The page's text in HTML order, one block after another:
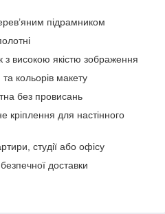
підрамником
високою якістю зображення
кольорів макету
без провисань
кріплення для настінного
студії або офісу
доставки